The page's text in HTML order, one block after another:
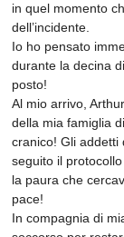
in quel momento
dell’incidente.
Io ho pensato
durante la decina
posto!
Al mio arrivo,
della mia famiglia
cranico! Gli addetti
seguito il
la paura che
pace!
In compagnia di